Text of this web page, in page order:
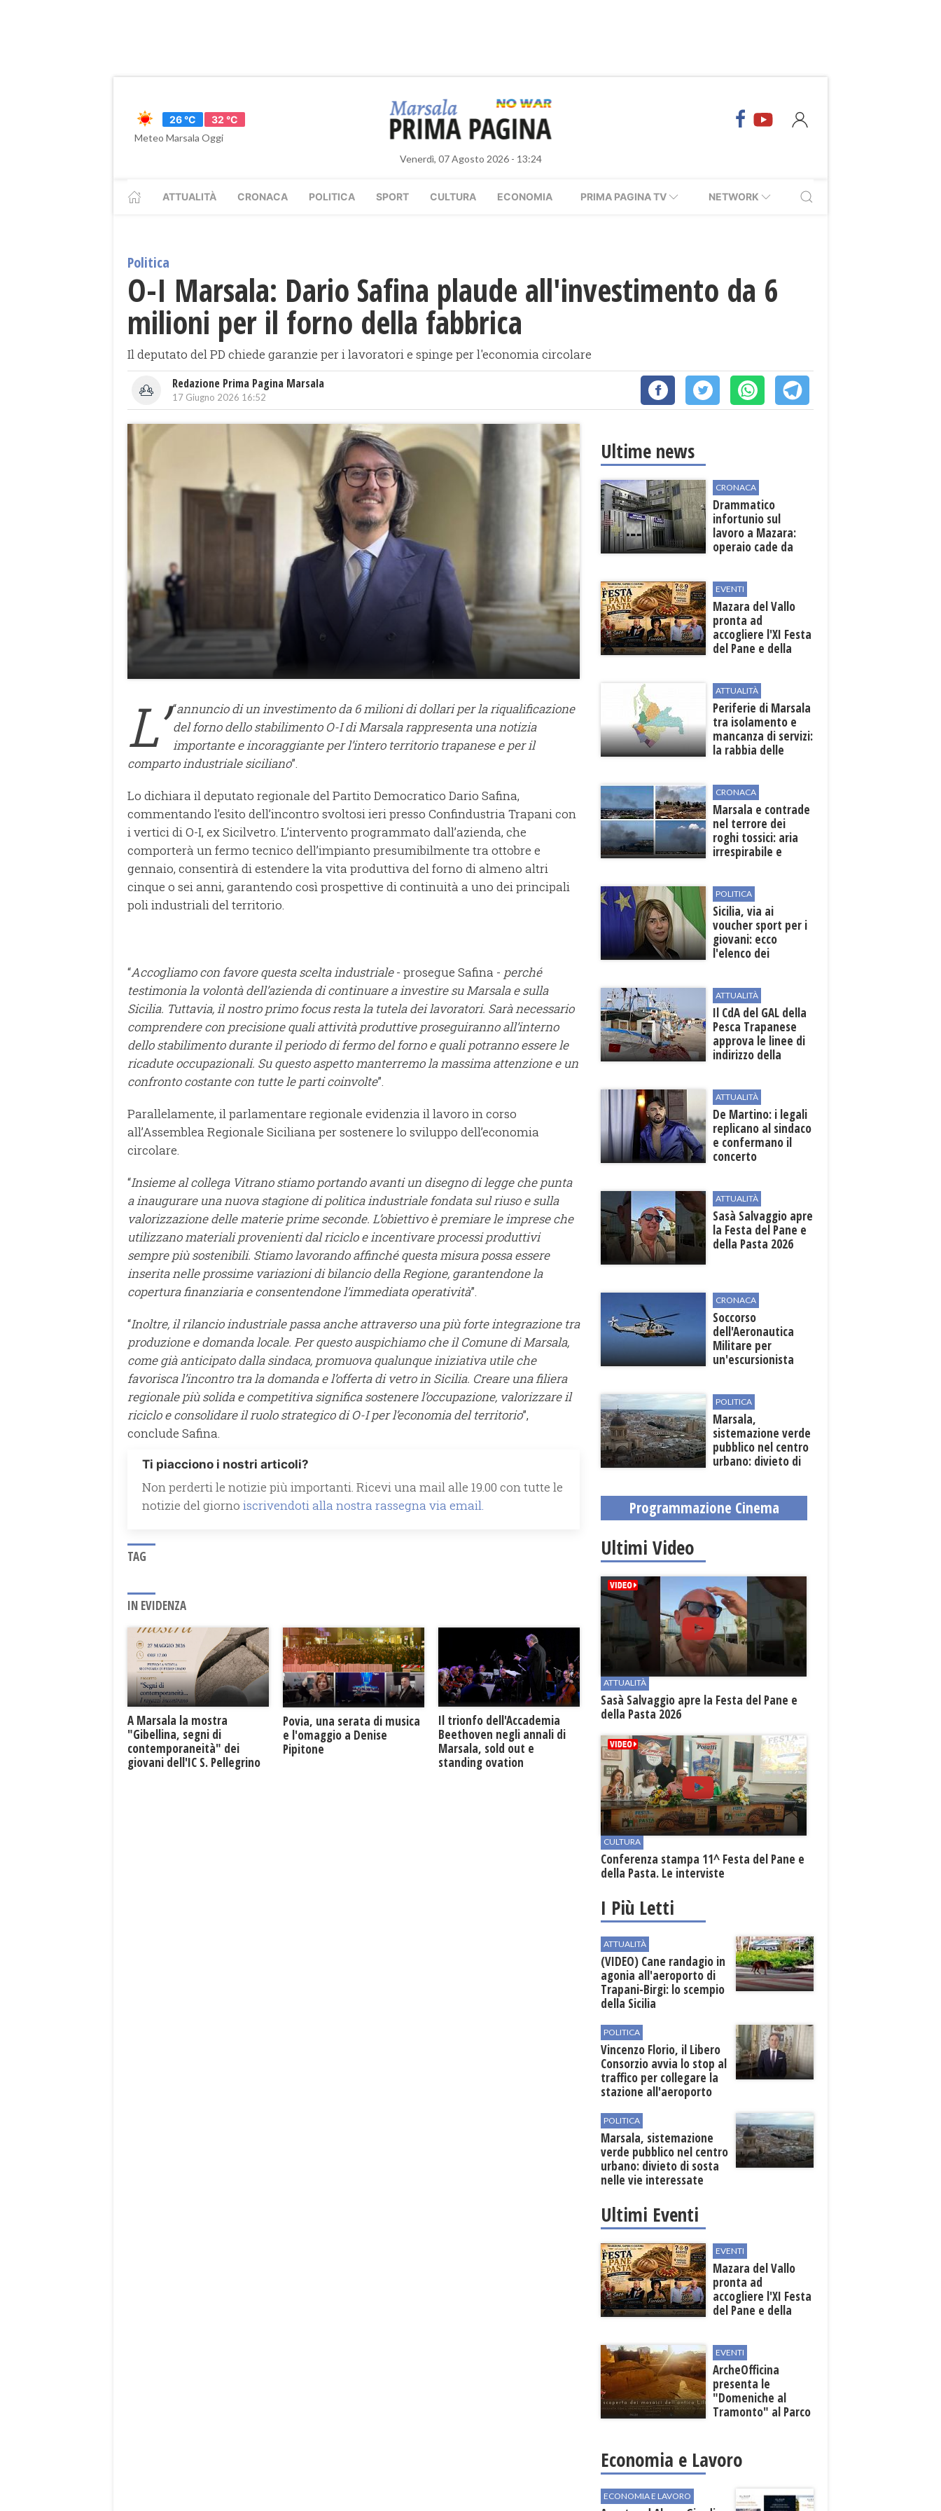
26 °C
32 °C
Meteo Marsala Oggi
Venerdì, 07 Agosto 2026 - 13:24
ATTUALITÀ CRONACA POLITICA SPORT CULTURA ECONOMIA PRIMA PAGINA TV NETWORK
Politica
O-I Marsala: Dario Safina plaude all'investimento da 6
milioni per il forno della fabbrica
Il deputato del PD chiede garanzie per i lavoratori e spinge per l'economia circolare
Redazione Prima Pagina Marsala
17 Giugno 2026 16:52
“
L’
annuncio di un investimento da 6 milioni di dollari per la riqualificazione
del forno dello stabilimento O-I di Marsala rappresenta una notizia
importante e incoraggiante per l’intero territorio trapanese e per il
comparto industriale siciliano”.
Lo dichiara il deputato regionale del Partito Democratico Dario Safina,
commentando l’esito dell’incontro svoltosi ieri presso Confindustria Trapani con
i vertici di O-I, ex Sicilvetro. L’intervento programmato dall’azienda, che
comporterà un fermo tecnico dell’impianto presumibilmente tra ottobre e
gennaio, consentirà di estendere la vita produttiva del forno di almeno altri
cinque o sei anni, garantendo così prospettive di continuità a uno dei principali
poli industriali del territorio.
“Accogliamo con favore questa scelta industriale- prosegue Safina - perché
testimonia la volontà dell’azienda di continuare a investire su Marsala e sulla
Sicilia. Tuttavia, il nostro primo focus resta la tutela dei lavoratori. Sarà necessario
comprendere con precisione quali attività produttive proseguiranno all’interno
dello stabilimento durante il periodo di fermo del forno e quali potranno essere le
ricadute occupazionali. Su questo aspetto manterremo la massima attenzione e un
confronto costante con tutte le parti coinvolte”.
Parallelamente, il parlamentare regionale evidenzia il lavoro in corso
all’Assemblea Regionale Siciliana per sostenere lo sviluppo dell’economia
circolare.
“Insieme al collega Vitrano stiamo portando avanti un disegno di legge che punta
a inaugurare una nuova stagione di politica industriale fondata sul riuso e sulla
valorizzazione delle materie prime seconde. L’obiettivo è premiare le imprese che
utilizzano materiali provenienti dal riciclo e incentivare processi produttivi
sempre più sostenibili. Stiamo lavorando affinché questa misura possa essere
inserita nelle prossime variazioni di bilancio della Regione, garantendone la
copertura finanziaria e consentendone l’immediata operatività”.
“Inoltre, il rilancio industriale passa anche attraverso una più forte integrazione tra
produzione e domanda locale. Per questo auspichiamo che il Comune di Marsala,
come già anticipato dalla sindaca, promuova qualunque iniziativa utile che
favorisca l’incontro tra la domanda e l’offerta di vetro in Sicilia. Creare una filiera
regionale più solida e competitiva significa sostenere l’occupazione, valorizzare il
riciclo e consolidare il ruolo strategico di O-I per l’economia del territorio”,
conclude Safina.
Ti piacciono i nostri articoli?
Non perderti le notizie più importanti. Ricevi una mail alle 19.00 con tutte le
notizie del giorno iscrivendoti alla nostra rassegna via email.
TAG
IN EVIDENZA
A Marsala la mostra
"Gibellina, segni di
contemporaneità" dei
giovani dell'IC S. Pellegrino
Povia, una serata di musica
e l'omaggio a Denise
Pipitone
Il trionfo dell'Accademia
Beethoven negli annali di
Marsala, sold out e
standing ovation
Ultime news
CRONACA
Drammatico
infortunio sul
lavoro a Mazara:
operaio cade da
EVENTI
Mazara del Vallo
pronta ad
accogliere l'XI Festa
del Pane e della
ATTUALITÀ
Periferie di Marsala
tra isolamento e
mancanza di servizi:
la rabbia delle
CRONACA
Marsala e contrade
nel terrore dei
roghi tossici: aria
irrespirabile e
POLITICA
Sicilia, via ai
voucher sport per i
giovani: ecco
l'elenco dei
ATTUALITÀ
Il CdA del GAL della
Pesca Trapanese
approva le linee di
indirizzo della
sviluppo
ATTUALITÀ
De Martino: i legali
replicano al sindaco
e confermano il
concerto
ATTUALITÀ
Sasà Salvaggio apre
la Festa del Pane e
della Pasta 2026
CRONACA
Soccorso
dell'Aeronautica
Militare per
un'escursionista
POLITICA
Marsala,
sistemazione verde
pubblico nel centro
urbano: divieto di
Programmazione Cinema
Ultimi Video
ATTUALITÀ
Sasà Salvaggio apre la Festa del Pane e
della Pasta 2026
CULTURA
Conferenza stampa 11^ Festa del Pane e
della Pasta. Le interviste
I Più Letti
ATTUALITÀ
(VIDEO) Cane randagio in
agonia all'aeroporto di
Trapani-Birgi: lo scempio
della Sicilia
POLITICA
Vincenzo Florio, il Libero
Consorzio avvia lo stop al
traffico per collegare la
stazione all'aeroporto
POLITICA
Marsala, sistemazione
verde pubblico nel centro
urbano: divieto di sosta
nelle vie interessate
Ultimi Eventi
EVENTI
Mazara del Vallo
pronta ad
accogliere l'XI Festa
del Pane e della
EVENTI
ArcheOfficina
presenta le
"Domeniche al
Tramonto" al Parco
Economia e Lavoro
ECONOMIA E LAVORO